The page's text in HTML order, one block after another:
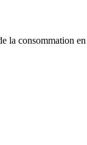
la consommation